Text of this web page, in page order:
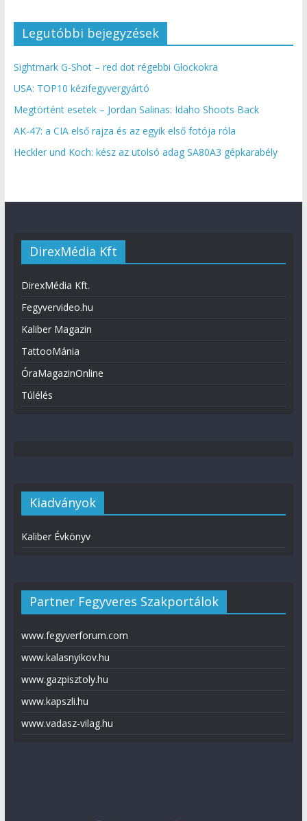
Legutóbbi bejegyzések
Sightmark G-Shot – red dot régebbi Glockokra
USA: TOP10 kézifegyvergyártó
Megtörtént esetek – Jordan Salinas: Idaho Shoots Back
AK-47: a CIA első rajza és az egyik első fotója róla
Heckler und Koch: kész az utolsó adag SA80A3 gépkarabély
DirexMédia Kft
DirexMédia Kft.
Fegyvervideo.hu
Kaliber Magazin
TattooMánia
ÓraMagazinOnline
Túlélés
Kiadványok
Kaliber Évkönyv
Partner Fegyveres Szakportálok
www.fegyverforum.com
www.kalasnyikov.hu
www.gazpisztoly.hu
www.kapszli.hu
www.vadasz-vilag.hu